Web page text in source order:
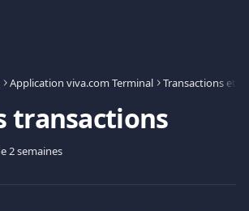
Application viva.com Terminal Transactions et
transactions
2 semaines